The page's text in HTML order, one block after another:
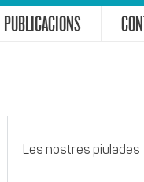
PUBLICACIONS
Les nostres piulades